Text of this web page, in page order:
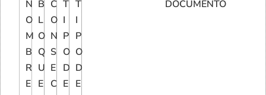
N
O
M
B
R
E
B
L
O
Q
U
E
C
O
N
S
E
C
T
I
P
O
D
E
T
I
P
O
D
E
DOCUMENTO